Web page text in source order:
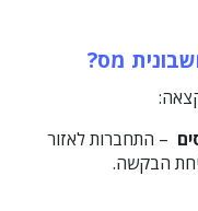
מס?
– התחברות לאזור
הבקשה.